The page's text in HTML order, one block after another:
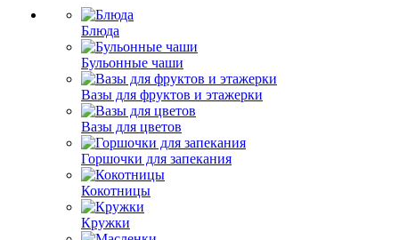
Блюда
Бульонные чаши
Вазы для фруктов и этажерки
Вазы для цветов
Горшочки для запекания
Кокотницы
Кружки